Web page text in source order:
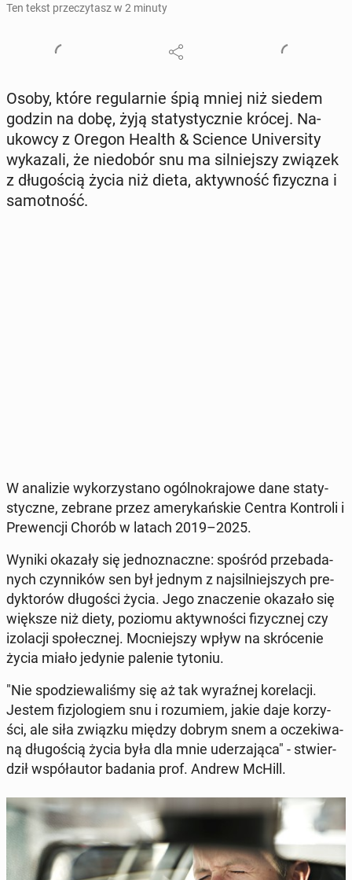
Ten tekst przeczytasz w 2 minuty
Osoby, które re­gu­lar­nie śpią mniej niż siedem
godzin na dobę, żyją sta­ty­stycz­nie krócej. Na­
ukow­cy z Oregon Health & Science Uni­ver­si­ty
wy­ka­za­li, że nie­do­bór snu ma sil­niej­szy związek
z dłu­go­ścią życia niż dieta, ak­tyw­ność fi­zycz­na i
sa­mot­ność.
W ana­li­zie wy­ko­rzy­sta­no ogól­no­kra­jo­we dane sta­ty­
stycz­ne, zebrane przez ame­ry­kań­skie Centra Kon­tro­li i
Pre­wen­cji Chorób w latach 2019–2025.
Wyniki okazały się jed­no­znacz­ne: spośród prze­ba­da­
nych czyn­ni­ków sen był jednym z naj­sil­niej­szych pre­
dyk­to­rów dłu­go­ści życia. Jego zna­cze­nie okazało się
większe niż diety, poziomu ak­tyw­no­ści fi­zycz­nej czy
izo­la­cji spo­łecz­nej. Moc­niej­szy wpływ na skró­ce­nie
życia miało jedynie palenie tytoniu.
"Nie spo­dzie­wa­li­śmy się aż tak wy­raź­nej ko­re­la­cji.
Jestem fi­zjo­lo­giem snu i ro­zu­miem, jakie daje ko­rzy­
ści, ale siła związku między dobrym snem a ocze­ki­wa­
ną dłu­go­ścią życia była dla mnie ude­rza­ją­ca" - stwier­
dził współ­au­tor badania prof. Andrew McHill.